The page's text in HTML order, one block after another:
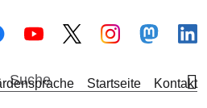
Bilddatei
Startseite Kontakt